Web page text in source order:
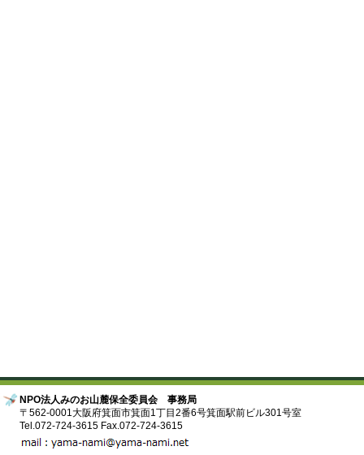
NPO法人みのお山麓保全委員会 事務局
〒562-0001大阪府箕面市箕面1丁目2番6号箕面駅前ビル301号室
Tel.072-724-3615 Fax.072-724-3615